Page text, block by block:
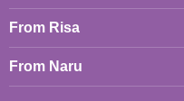
From Risa
From Naru